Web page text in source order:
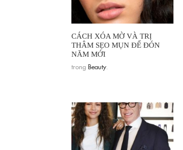
CÁCH XÓA MỜ VÀ TRỊ
THÂM SẸO MỤN ĐỂ ĐÓN
NĂM MỚI
trong Beauty.